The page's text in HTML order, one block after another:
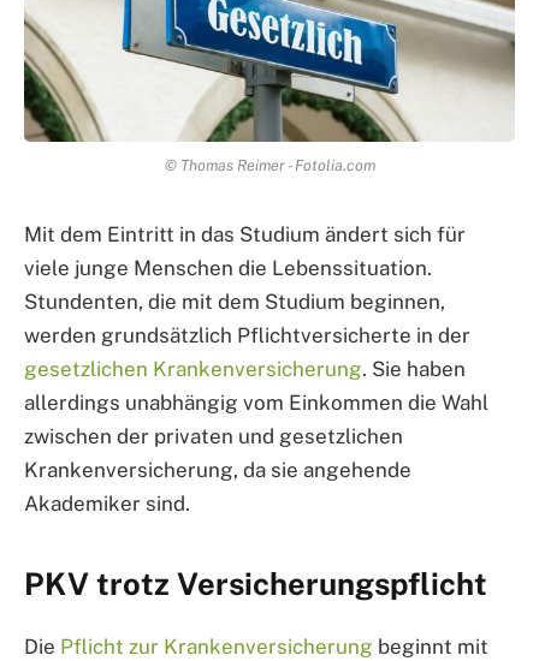
© Thomas Reimer - Fotolia.com
Mit dem Eintritt in das Studium ändert sich für
viele junge Menschen die Lebenssituation.
Stundenten, die mit dem Studium beginnen,
werden grundsätzlich Pflichtversicherte in der
gesetzlichen Krankenversicherung. Sie haben
allerdings unabhängig vom Einkommen die Wahl
zwischen der privaten und gesetzlichen
Krankenversicherung, da sie angehende
Akademiker sind.
PKV trotz Versicherungspflicht
Die Pflicht zur Krankenversicherung beginnt mit